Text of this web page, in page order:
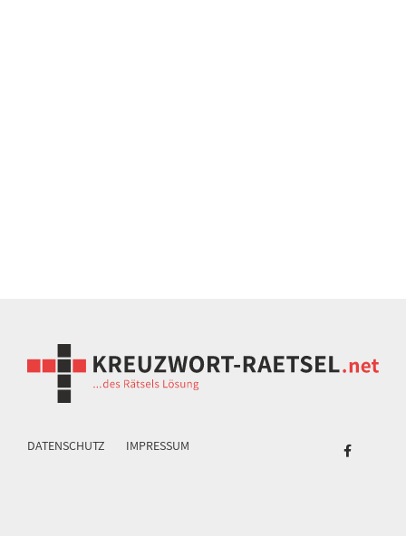
DATENSCHUTZ IMPRESSUM